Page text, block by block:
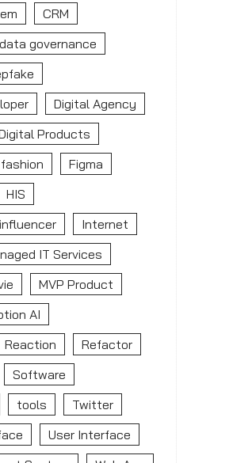
CRM
data governance
Digital Agency
Products
Figma
HIS
influencer
Internet
IT Services
MVP Product
AI
Reaction
Refactor
Software
tools
Twitter
User Interface